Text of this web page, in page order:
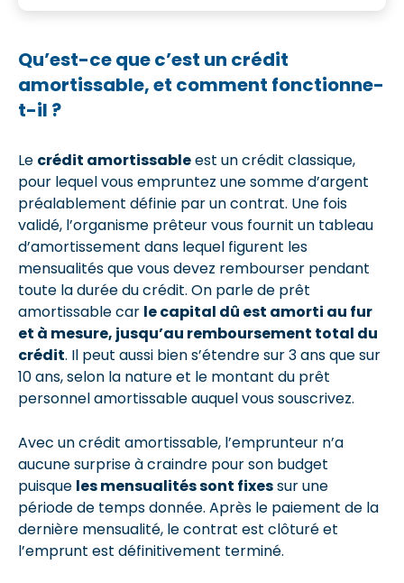
Qu’est-ce que c’est un crédit
amortissable, et comment fonctionne-
t-il ?
Le crédit amortissableest un crédit classique,
pour lequel vous empruntez une somme d’argent
préalablement définie par un contrat. Une fois
validé, l’organisme prêteur vous fournit un tableau
d’amortissement dans lequel figurent les
mensualités que vous devez rembourser pendant
toute la durée du crédit. On parle de prêt
amortissable car le capital dû est amorti au fur
et à mesure, jusqu’au remboursement total du
crédit. Il peut aussi bien s’étendre sur 3 ans que sur
10 ans, selon la nature et le montant du prêt
personnel amortissable auquel vous souscrivez.
Avec un crédit amortissable, l’emprunteur n’a
aucune surprise à craindre pour son budget
puisque les mensualités sont fixessur une
période de temps donnée. Après le paiement de la
dernière mensualité, le contrat est clôturé et
l’emprunt est définitivement terminé.